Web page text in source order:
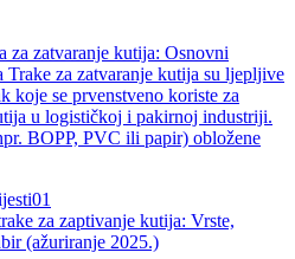
za zatvaranje kutija: Osnovni
Trake za zatvaranje kutija su ljepljive
koje se prvenstveno koriste za
u logističkoj i pakirnoj industriji.
BOPP, PVC ili papir) obložene